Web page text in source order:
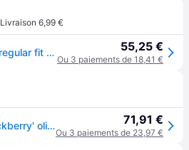
Livraison 6,99 €
Survêtement à capuche regular fit Lonsdale Hackberry - Vert 55,25 €
Ou 3 paiements de 18,41 €
Benlee Survêtement 'Hackberry' olive 71,91 €
Ou 3 paiements de 23,97 €